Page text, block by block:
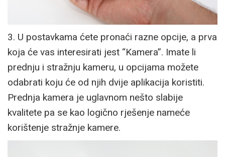
3. U postavkama ćete pronaći razne opcije, a prva
koja će vas interesirati jest “Kamera”. Imate li
prednju i stražnju kameru, u opcijama možete
odabrati koju će od njih dvije aplikacija koristiti.
Prednja kamera je uglavnom nešto slabije
kvalitete pa se kao logično rješenje nameće
korištenje stražnje kamere.